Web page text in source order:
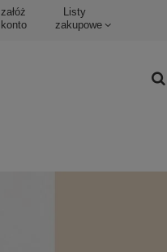
załóż
konto
Listy
zakupowe